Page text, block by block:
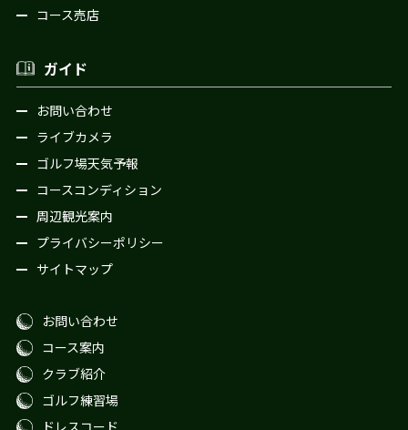
コース売店
ガイド
お問い合わせ
ライブカメラ
ゴルフ場天気予報
コースコンディション
周辺観光案内
プライバシーポリシー
サイトマップ
お問い合わせ
コース案内
クラブ紹介
ゴルフ練習場